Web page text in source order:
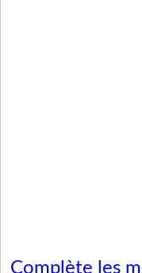
Complète les